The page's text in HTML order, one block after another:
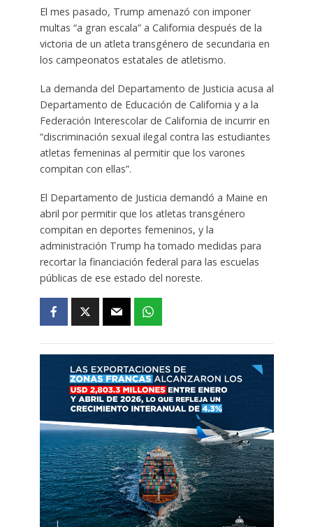
El mes pasado, Trump amenazó con imponer
multas “a gran escala” a California después de la
victoria de un atleta transgénero de secundaria en
los campeonatos estatales de atletismo.
La demanda del Departamento de Justicia acusa al
Departamento de Educación de California y a la
Federación Interescolar de California de incurrir en
“discriminación sexual ilegal contra las estudiantes
atletas femeninas al permitir que los varones
compitan con ellas”.
El Departamento de Justicia demandó a Maine en
abril por permitir que los atletas transgénero
compitan en deportes femeninos, y la
administración Trump ha tomado medidas para
recortar la financiación federal para las escuelas
públicas de ese estado del noreste.